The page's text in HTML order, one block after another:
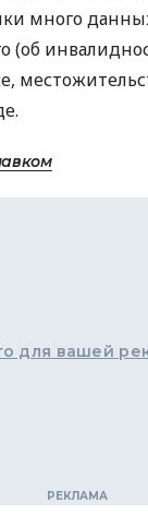
много
(об
для вашей